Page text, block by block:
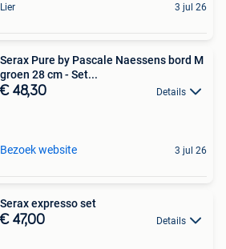
Lier 3 jul 26
Serax Pure by Pascale Naessens bord M
groen 28 cm - Set...
€ 48,30 Details
Bezoek website 3 jul 26
Serax expresso set
€ 47,00 Details